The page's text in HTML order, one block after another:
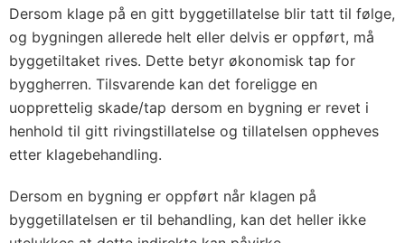
Dersom klage på en gitt byggetillatelse blir tatt til følge,
og bygningen allerede helt eller delvis er oppført, må
byggetiltaket rives. Dette betyr økonomisk tap for
byggherren. Tilsvarende kan det foreligge en
uopprettelig skade/tap dersom en bygning er revet i
henhold til gitt rivingstillatelse og tillatelsen oppheves
etter klagebehandling.
Dersom en bygning er oppført når klagen på
byggetillatelsen er til behandling, kan det heller ikke